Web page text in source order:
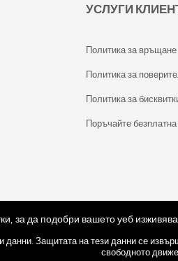
УСЛУГИ
Политика за връщане
Политика за
Политика за
Поръчайте
за да подобри вашето уеб
Защитата на тези данни се
свободното